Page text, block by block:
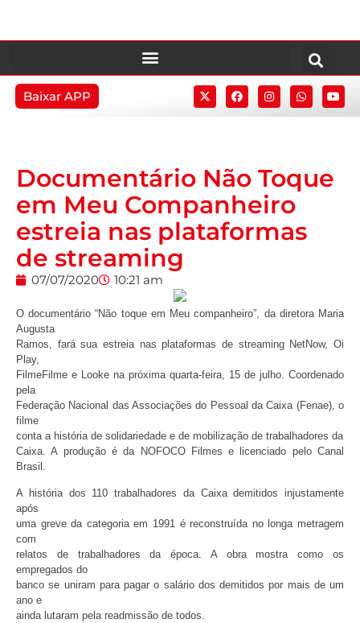
Baixar APP
Documentário Não Toque
em Meu Companheiro
estreia nas plataformas
de streaming
07/07/2020 10:21 am
O documentário “Não toque em Meu companheiro”, da diretora Maria
Augusta
Ramos, fará sua estreia nas plataformas de streaming NetNow, Oi
Play,
FilmeFilme e Looke na próxima quarta-feira, 15 de julho. Coordenado
pela
Federação Nacional das Associações do Pessoal da Caixa (Fenae), o
filme
conta a história de solidariedade e de mobilização de trabalhadores da
Caixa. A produção é da NOFOCO Filmes e licenciado pelo Canal
Brasil.
A história dos 110 trabalhadores da Caixa demitidos injustamente
após
uma greve da categoria em 1991 é reconstruída no longa metragem
com
relatos de trabalhadores da época. A obra mostra como os
empregados do
banco se uniram para pagar o salário dos demitidos por mais de um
ano e
ainda lutaram pela readmissão de todos.